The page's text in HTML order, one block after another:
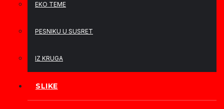
EKO TEME
PESNIKU U SUSRET
IZ KRUGA
SLIKE